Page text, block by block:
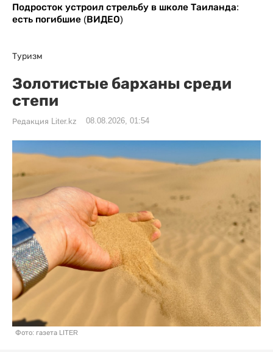
Подросток устроил стрельбу в школе Таиланда:
есть погибшие (ВИДЕО)
Туризм
Золотистые барханы среди
степи
Редакция Liter.kz 08.08.2026, 01:54
Фото: газета LITER